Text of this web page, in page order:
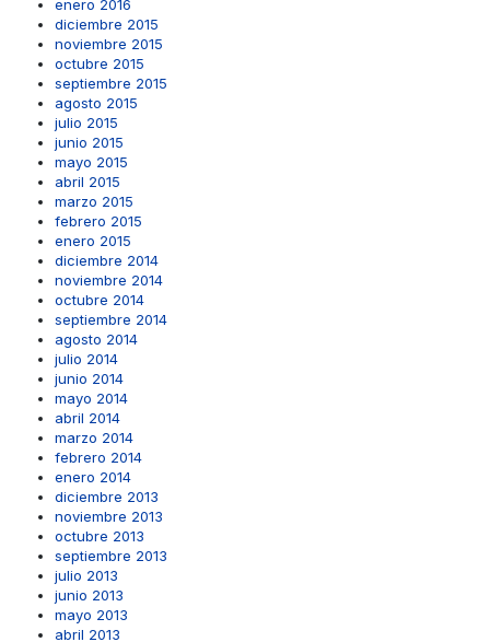
enero 2016
diciembre 2015
noviembre 2015
octubre 2015
septiembre 2015
agosto 2015
julio 2015
junio 2015
mayo 2015
abril 2015
marzo 2015
febrero 2015
enero 2015
diciembre 2014
noviembre 2014
octubre 2014
septiembre 2014
agosto 2014
julio 2014
junio 2014
mayo 2014
abril 2014
marzo 2014
febrero 2014
enero 2014
diciembre 2013
noviembre 2013
octubre 2013
septiembre 2013
julio 2013
junio 2013
mayo 2013
abril 2013